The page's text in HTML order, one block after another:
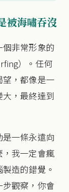
被海嘯吞沒
個非常形象的
）。任何
，都像是一
，最終達到
一條永遠向
，我一定會瘋
造的錯覺。
觀察，你會